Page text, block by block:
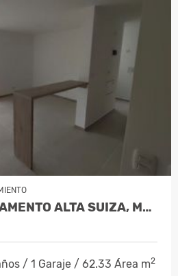
ALQUILER APARTAMENTO ALTA SUIZA, MANI…
/ 1 Garaje / 62.33 Área m2